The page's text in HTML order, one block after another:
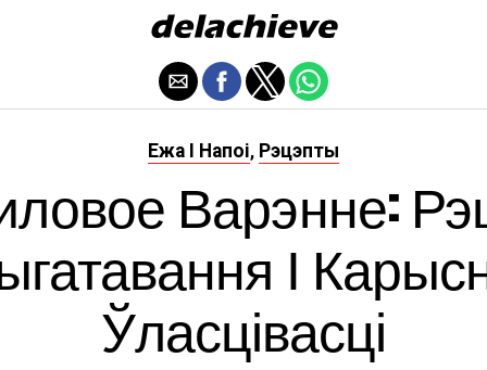
Ежа І Напоі, Рэцэпты
Варэнне:
І
Ўласцівасці